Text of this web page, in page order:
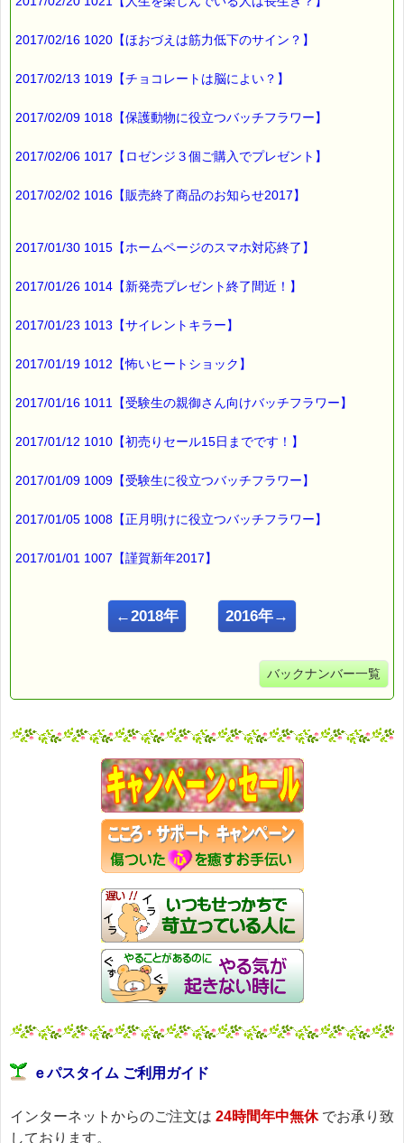
2017/02/16 1020【ほおづえは筋力低下のサイン？】
2017/02/13 1019【チョコレートは脳によい？】
2017/02/09 1018【保護動物に役立つバッチフラワー】
2017/02/06 1017【ロゼンジ３個ご購入でプレゼント】
2017/02/02 1016【販売終了商品のお知らせ2017】
2017/01/30 1015【ホームページのスマホ対応終了】
2017/01/26 1014【新発売プレゼント終了間近！】
2017/01/23 1013【サイレントキラー】
2017/01/19 1012【怖いヒートショック】
2017/01/16 1011【受験生の親御さん向けバッチフラワー】
2017/01/12 1010【初売りセール15日までです！】
2017/01/09 1009【受験生に役立つバッチフラワー】
2017/01/05 1008【正月明けに役立つバッチフラワー】
2017/01/01 1007【謹賀新年2017】
←2018年 2016年→
バックナンバー一覧
ｅパスタイム ご利用ガイド
インターネットからのご注文は 24時間年中無休でお承り致
しております。